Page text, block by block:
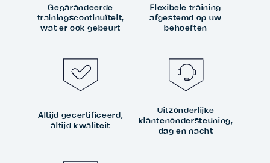
Gegarandeerde
trainingscontinuïteit,
wat er ook gebeurt
Flexibele training
afgestemd op uw
behoeften
Altijd gecertificeerd,
altijd kwaliteit
Uitzonderlijke
klantenondersteuning,
dag en nacht